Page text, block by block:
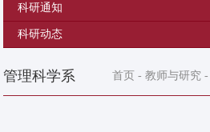
科研通知
科研动态
管理科学系 首页 - 教师与研究-